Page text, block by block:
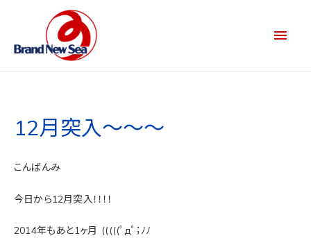
12月突入～～～
こんばんみ
今日から12月突入！！！！
2014年もあと1ヶ月 (((((ﾟдﾟ；ﾉﾉ